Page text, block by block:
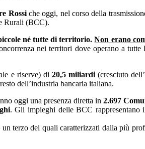
Rossiche oggi, nel corso della
Rurali (BCC).
né tutte di territorio.Non erano
nei territori dove operano a
e riserve) di 20,5 miliardi (cresciuto
dell’industria bancaria italiana.
oggi una presenza diretta in2.697
. Gli impieghi delle BCC rappresentano
terzo dei quali caratterizzati dalla più